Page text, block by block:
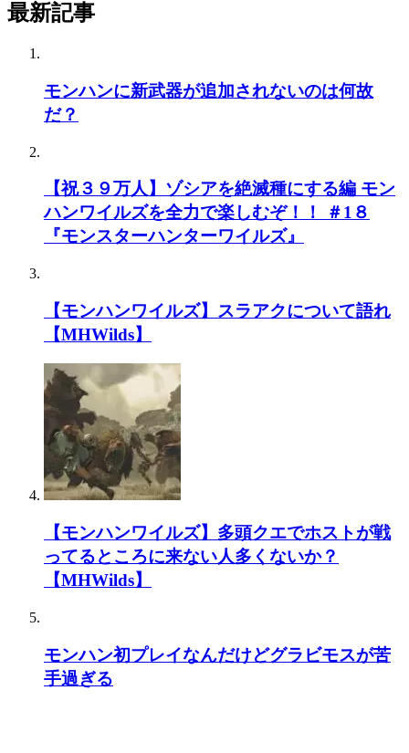
最新記事
モンハンに新武器が追加されないのは何故
だ？
【祝３９万人】ゾシアを絶滅種にする編 モン
ハンワイルズを全力で楽しむぞ！！ ＃1８
『モンスターハンターワイルズ』
【モンハンワイルズ】スラアクについて語れ
【MHWilds】
【モンハンワイルズ】多頭クエでホストが戦
ってるところに来ない人多くないか？
【MHWilds】
モンハン初プレイなんだけどグラビモスが苦
手過ぎる